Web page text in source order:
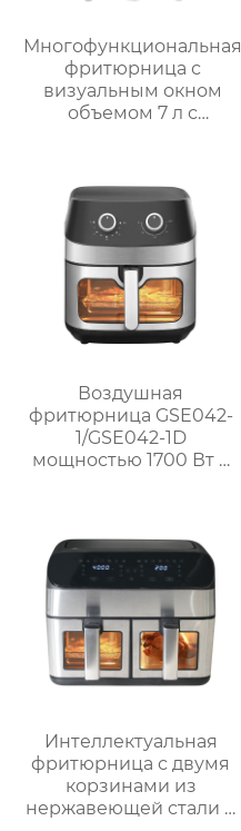
Многофункциональная
фритюрница с
визуальным окном
объемом 7 л с
Воздушная
фритюрница GSE042-
1/GSE042-1D
мощностью 1700 Вт с
стали для домашнего
использования
Интеллектуальная
фритюрница с двумя
корзинами из
нержавеющей стали и